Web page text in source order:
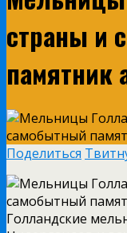
страны и
памятник
Поделиться
Голландские